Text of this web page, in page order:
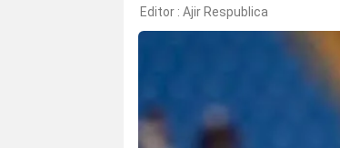
Editor : Ajir Respublica